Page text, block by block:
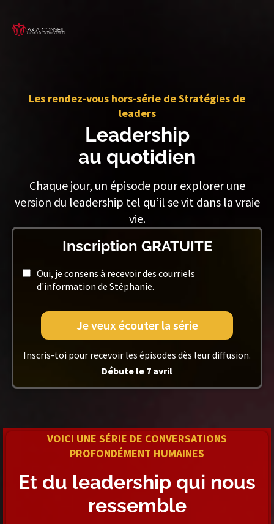
Les rendez-vous hors-série de Stratégies de
leaders
Leadership
au quotidien
Chaque jour, un épisode pour explorer une
version du leadership tel qu’il se vit dans la vraie
vie.
Inscription GRATUITE
Oui, je consens à recevoir des courriels
d'information de Stéphanie.
Je veux écouter la série
Inscris-toi pour recevoir les épisodes dès leur diffusion.
Débute le 7 avril
VOICI UNE SÉRIE DE CONVERSATIONS
PROFONDÉMENT HUMAINES
Et du leadership qui nous
ressemble